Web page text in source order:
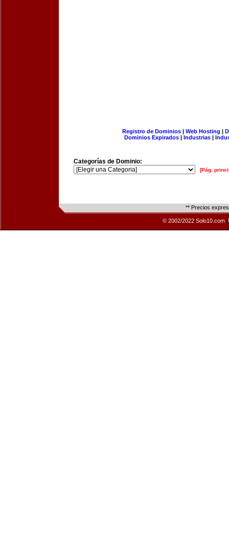
Registro de Dominios| Web Hosting |
Dominios Expirados | Industrias |
Categorías de Dominio:
[Pág.
** Precios
© 2002/2022 Solo10.com